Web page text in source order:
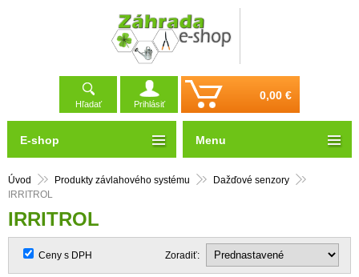
Hľadať Prihlásiť
0,00 €
Úvod Produkty závlahového systému
Dažďové senzory
IRRITROL
IRRITROL
Ceny s DPH Zoradiť:
E-shop Menu